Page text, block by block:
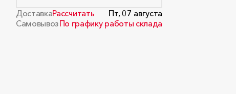
ДоставкаРассчитать
Пт, 07 августа
СамовывозПо графику работы склада